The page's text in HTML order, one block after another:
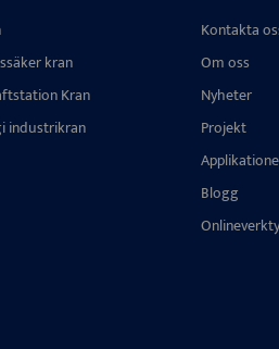
kran
Kran
industrikran
Kontakta
Om oss
Nyheter
Projekt
Blogg